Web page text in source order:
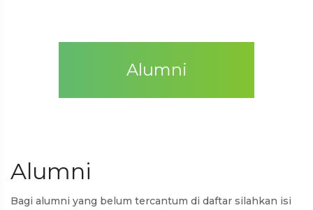
Alumni
Alumni
Bagi alumni yang belum tercantum di daftar silahkan isi